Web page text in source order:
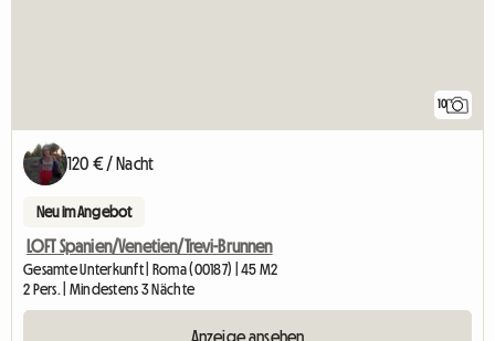
10
120 € / Nacht
Neu im Angebot
LOFT Spanien/Venetien/Trevi-Brunnen
Gesamte Unterkunft | Roma (00187) | 45 M2
2 Pers. | Mindestens 3 Nächte
Anzeige ansehen